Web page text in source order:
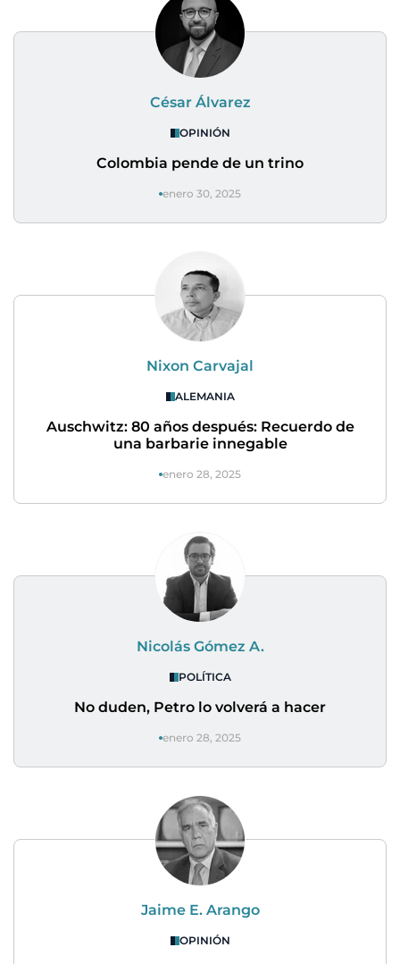
César Álvarez
OPINIÓN
Colombia pende de un trino
enero 30, 2025
Nixon Carvajal
ALEMANIA
Auschwitz: 80 años después: Recuerdo de
una barbarie innegable
enero 28, 2025
Nicolás Gómez A.
POLÍTICA
No duden, Petro lo volverá a hacer
enero 28, 2025
Jaime E. Arango
OPINIÓN